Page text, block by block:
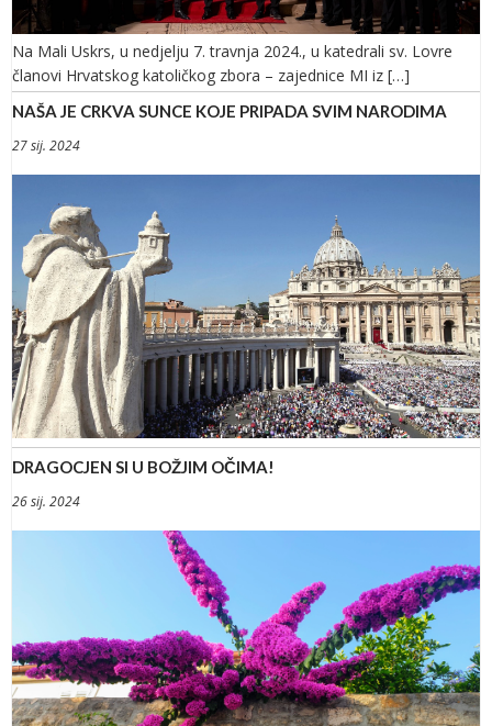
Na Mali Uskrs, u nedjelju 7. travnja 2024., u katedrali sv. Lovre
članovi Hrvatskog katoličkog zbora – zajednice MI iz […]
NAŠA JE CRKVA SUNCE KOJE PRIPADA SVIM NARODIMA
27 sij. 2024
DRAGOCJEN SI U BOŽJIM OČIMA!
26 sij. 2024